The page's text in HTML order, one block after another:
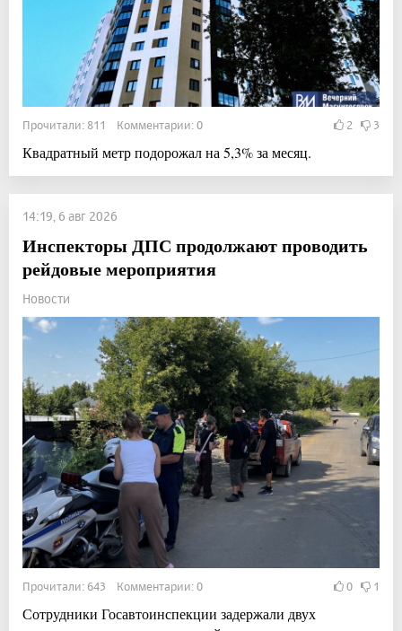
Прочитали: 811 Комментарии: 0 2 3
Квадратный метр подорожал на 5,3% за месяц.
14:19, 6 авг 2026
Инспекторы ДПС продолжают проводить
рейдовые мероприятия
Новости
Прочитали: 643 Комментарии: 0 0 1
Сотрудники Госавтоинспекции задержали двух